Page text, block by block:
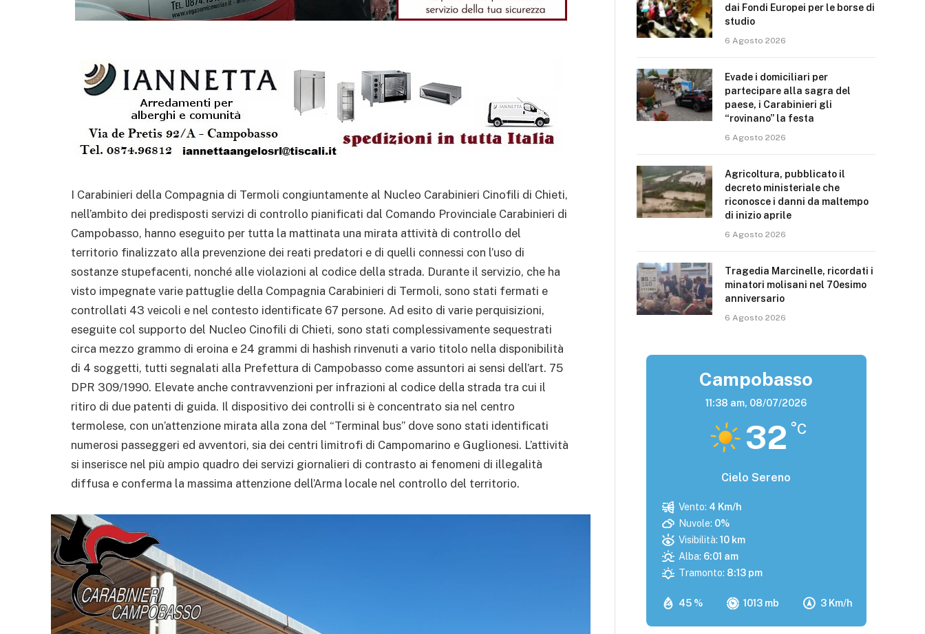
I Carabinieri della Compagnia di Termoli congiuntamente al Nucleo Carabinieri Cinofili di Chieti,
nell’ambito dei predisposti servizi di controllo pianificati dal Comando Provinciale Carabinieri di
Campobasso, hanno eseguito per tutta la mattinata una mirata attività di controllo del
territorio finalizzato alla prevenzione dei reati predatori e di quelli connessi con l’uso di
sostanze stupefacenti, nonché alle violazioni al codice della strada. Durante il servizio, che ha
visto impegnate varie pattuglie della Compagnia Carabinieri di Termoli, sono stati fermati e
controllati 43 veicoli e nel contesto identificate 67 persone. Ad esito di varie perquisizioni,
eseguite col supporto del Nucleo Cinofili di Chieti, sono stati complessivamente sequestrati
circa mezzo grammo di eroina e 24 grammi di hashish rinvenuti a vario titolo nella disponibilità
di 4 soggetti, tutti segnalati alla Prefettura di Campobasso come assuntori ai sensi dell’art. 75
DPR 309/1990. Elevate anche contravvenzioni per infrazioni al codice della strada tra cui il
ritiro di due patenti di guida. Il dispositivo dei controlli si è concentrato sia nel centro
termolese, con un’attenzione mirata alla zona del “Terminal bus” dove sono stati identificati
numerosi passeggeri ed avventori, sia dei centri limitrofi di Campomarino e Guglionesi. L’attività
si inserisce nel più ampio quadro dei servizi giornalieri di contrasto ai fenomeni di illegalità
diffusa e conferma la massima attenzione dell’Arma locale nel controllo del territorio.
dai Fondi Europei per le borse di
studio
6 Agosto 2026
Evade i domiciliari per
partecipare alla sagra del
paese, i Carabinieri gli
“rovinano” la festa
6 Agosto 2026
Agricoltura, pubblicato il
decreto ministeriale che
riconosce i danni da maltempo
di inizio aprile
6 Agosto 2026
Tragedia Marcinelle, ricordati i
minatori molisani nel 70esimo
anniversario
6 Agosto 2026
Campobasso
11:38 am, 08/07/2026
32 °C
Cielo Sereno
45 % 1013 mb 3 Km/h
Vento: 4 Km/h
Nuvole: 0%
Visibilità: 10 km
Alba: 6:01 am
Tramonto: 8:13 pm